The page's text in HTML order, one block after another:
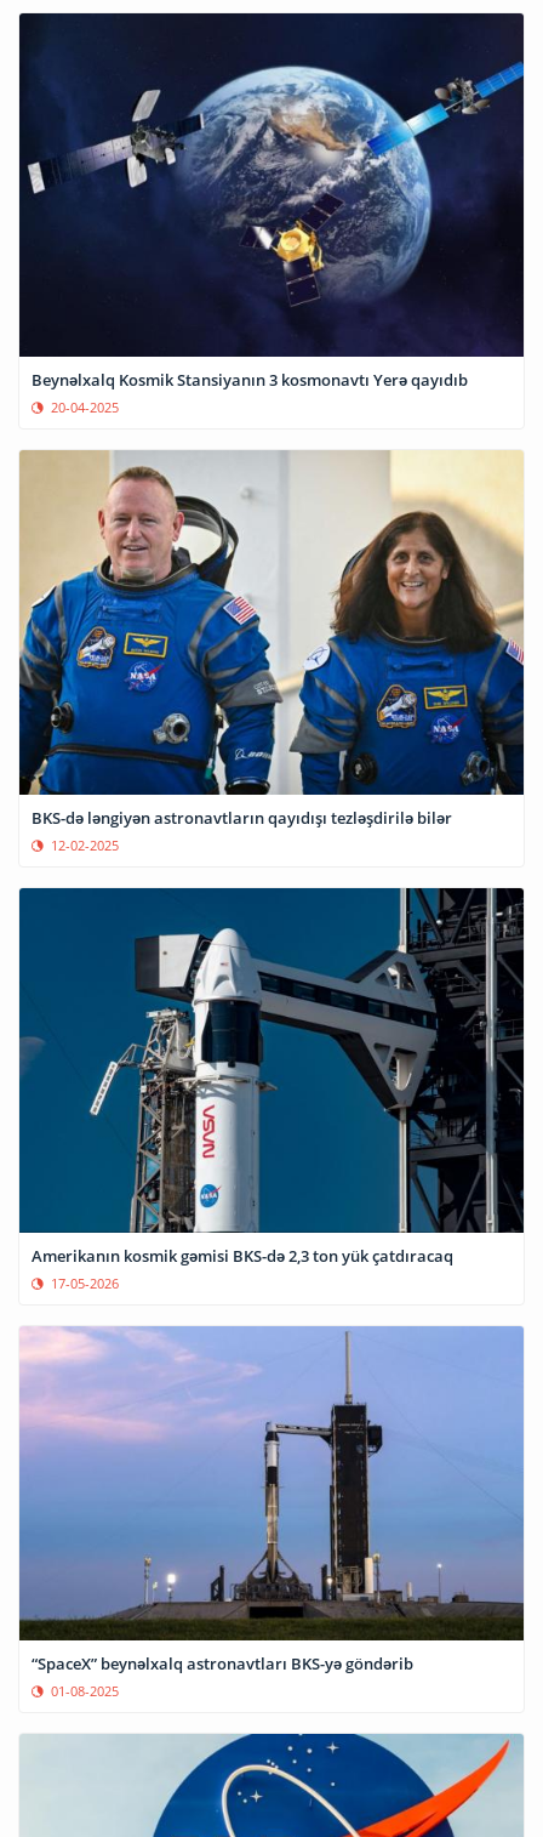
Beynəlxalq Kosmik Stansiyanın 3 kosmonavtı Yerə qayıdıb
20-04-2025
BKS-də ləngiyən astronavtların qayıdışı tezləşdirilə bilər
12-02-2025
Amerikanın kosmik gəmisi BKS-də 2,3 ton yük çatdıracaq
17-05-2026
“SpaceX” beynəlxalq astronavtları BKS-yə göndərib
01-08-2025